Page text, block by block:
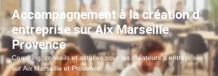
au
contenu
Accompagnement à la création d
entreprise sur Aix Marseille
Provence
Coaching, conseils et astuces pour les créateurs d entreprises
sur Aix Marseille et Provence